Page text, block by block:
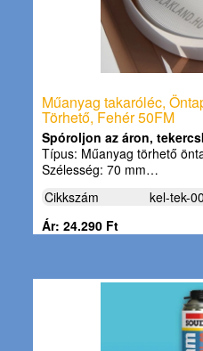
Műanyag takaróléc,
Törhető, Fehér 50FM
Spóroljon az áron,
Típus: Műanyag törhető
Szélesség: 70 mm…
Cikkszám
kel-tek-
Ár: 24.290 Ft